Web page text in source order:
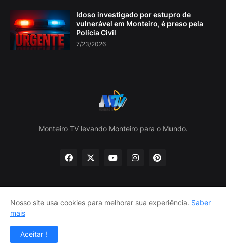
Idoso investigado por estupro de
vulnerável em Monteiro, é preso pela
Polícia Civil
7/23/2026
Monteiro TV levando Monteiro para o Mundo.
Home Sobre nós
política de Privacidade
Nosso site usa cookies para melhorar sua experiência. Saber
mais
Aceitar !